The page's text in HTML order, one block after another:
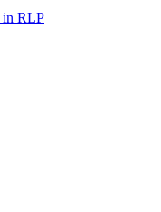
in RLP